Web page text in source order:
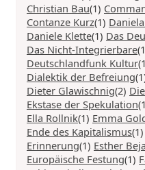
Christian Bau(1)
Contanze Kurz(1)
Daniele Klette(1) Das
Das Nicht-Integrierbare
Deutschlandfunk Kultur
Dialektik der Befreiung
Dieter Glawischnig(2)
Ekstase der Spekulation
Ella Rollnik(1) Emma
Ende des Kapitalismus(1)
Erinnerung(1) Esther
Europäische Festung(1)